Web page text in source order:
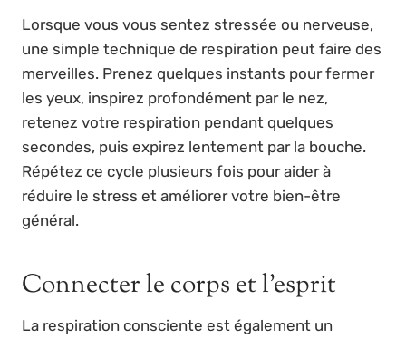
Lorsque vous vous sentez stressée ou nerveuse,
une simple technique de respiration peut faire des
merveilles. Prenez quelques instants pour fermer
les yeux, inspirez profondément par le nez,
retenez votre respiration pendant quelques
secondes, puis expirez lentement par la bouche.
Répétez ce cycle plusieurs fois pour aider à
réduire le stress et améliorer votre bien-être
général.
Connecter le corps et l’esprit
La respiration consciente est également un